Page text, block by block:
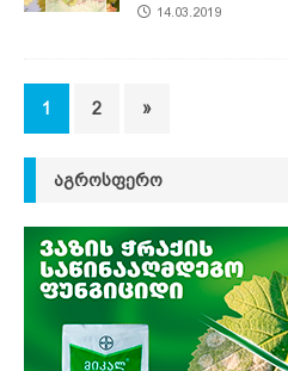
14.03.2019
1 2 »
ᲐᲒᲠᲝᲡᲤᲔᲠᲝ